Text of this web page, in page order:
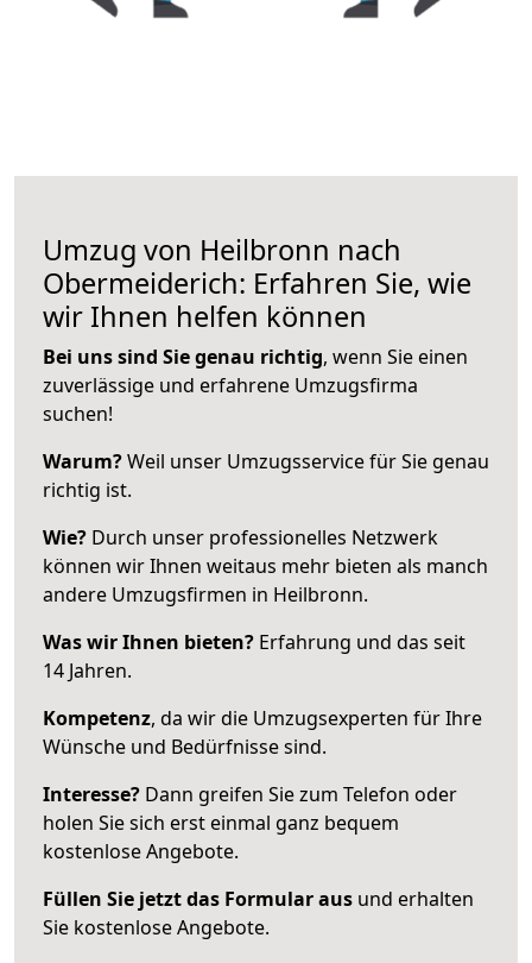
Umzug von Heilbronn nach
Obermeiderich: Erfahren Sie, wie
wir Ihnen helfen können
Bei uns sind Sie genau richtig, wenn Sie einen
zuverlässige und erfahrene Umzugsfirma
suchen!
Warum?Weil unser Umzugsservice für Sie genau
richtig ist.
Wie? Durch unser professionelles Netzwerk
können wir Ihnen weitaus mehr bieten als manch
andere Umzugsfirmen in Heilbronn.
Was wir Ihnen bieten? Erfahrung und das seit
14 Jahren.
Kompetenz, da wir die Umzugsexperten für Ihre
Wünsche und Bedürfnisse sind.
Interesse? Dann greifen Sie zum Telefon oder
holen Sie sich erst einmal ganz bequem
kostenlose Angebote.
Füllen Sie jetzt das Formular aus und erhalten
Sie kostenlose Angebote.